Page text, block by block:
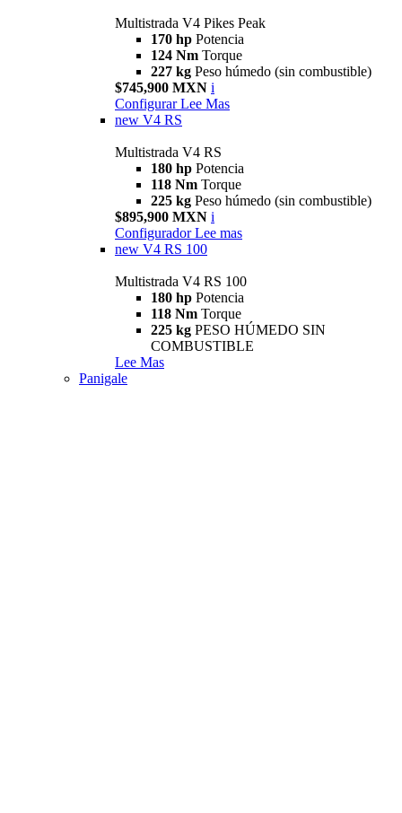
Multistrada V4 Pikes Peak
170 hp Potencia
124 Nm Torque
227 kg Peso húmedo (sin combustible)
$745,900 MXN i
Configurar Lee Mas
new V4 RS
Multistrada V4 RS
180 hp Potencia
118 Nm Torque
225 kg Peso húmedo (sin combustible)
$895,900 MXN i
Configurador Lee mas
new V4 RS 100
Multistrada V4 RS 100
180 hp Potencia
118 Nm Torque
225 kg PESO HÚMEDO SIN
COMBUSTIBLE
Lee Mas
Panigale